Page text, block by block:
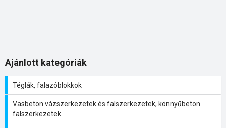
Ajánlott kategóriák
Téglák, falazóblokkok
Vasbeton vázszerkezetek és falszerkezetek, könnyűbeton
falszerkezetek